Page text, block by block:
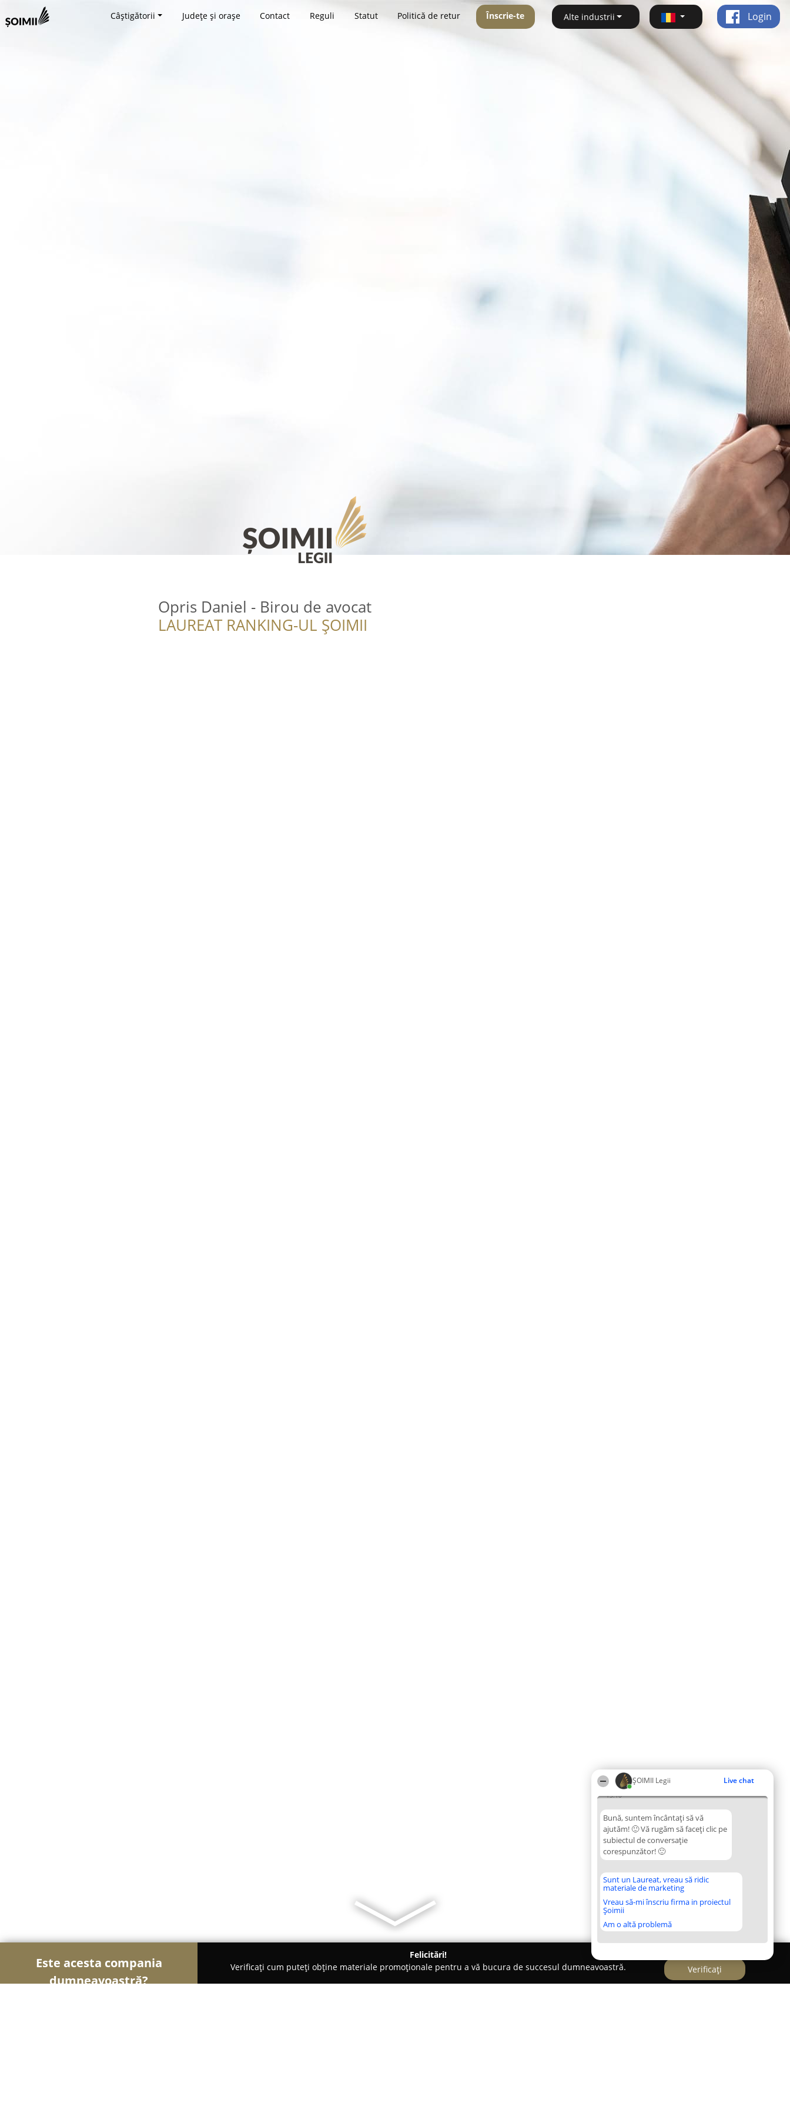
ȘOIMII Legii Live chat
13:10
Bună, suntem încântați să vă
ajutăm! 🙂 Vă rugăm să faceți clic pe
subiectul de conversație
corespunzător! 🙂
Sunt un Laureat, vreau să ridic
materiale de marketing
Vreau să-mi înscriu firma in proiectul
Șoimii
Am o altă problemă
Câștigătorii Județe și orașe Contact Reguli Statut Politică de retur Înscrie-te Alte industrii Login
Opris Daniel - Birou de avocat
LAUREAT RANKING-UL ȘOIMII
Este acesta compania
dumneavoastră?
Felicitări!
Verificați cum puteți obține materiale promoționale pentru a vă bucura de succesul dumneavoastră.
Verificați